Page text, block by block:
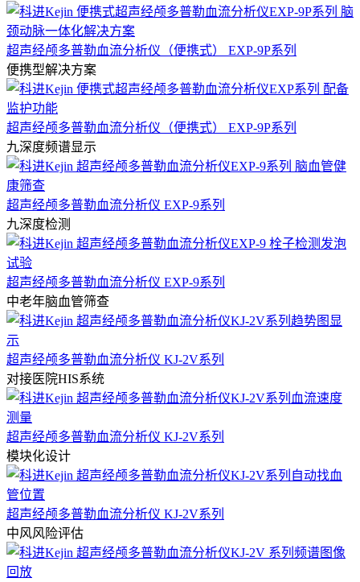
超声经颅多普勒血流分析仪（便携式） EXP-9P系列
便携型解决方案
超声经颅多普勒血流分析仪（便携式） EXP-9P系列
九深度频谱显示
超声经颅多普勒血流分析仪 EXP-9系列
九深度检测
超声经颅多普勒血流分析仪 EXP-9系列
中老年脑血管筛查
超声经颅多普勒血流分析仪 KJ-2V系列
对接医院HIS系统
超声经颅多普勒血流分析仪 KJ-2V系列
模块化设计
超声经颅多普勒血流分析仪 KJ-2V系列
中风风险评估